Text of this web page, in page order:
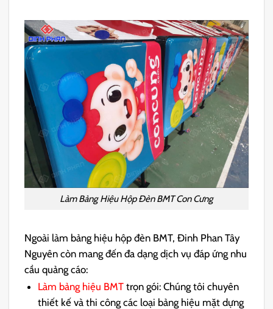
Làm Bảng Hiệu Hộp Đèn BMT Con Cưng
Ngoài làm bảng hiệu hộp đèn BMT, Đinh Phan Tây
Nguyên còn mang đến đa dạng dịch vụ đáp ứng nhu
cầu quảng cáo:
Làm bảng hiệu BMT trọn gói: Chúng tôi chuyên
thiết kế và thi công các loại bảng hiệu mặt dựng